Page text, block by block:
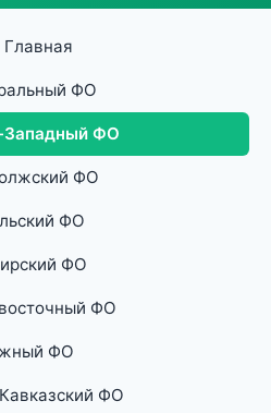
Главная
ФО
Западный ФО
ФО
ФО
ФО
ФО
ФО
ФО